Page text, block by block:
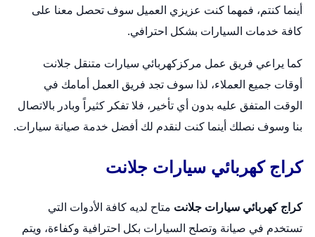
أينما كنتم، فمهما كنت عزيزي العميل سوف تحصل معنا على
كافة خدمات السيارات بشكل احترافي.
كما يراعي فريق عمل مركز كهربائي سيارات متنقل جلانت
أوقات جميع العملاء، لذا سوف تجد فريق العمل أمامك في
الوقت المتفق عليه بدون أي تأخير، فلا تفكر كثيراً وبادر بالاتصال
بنا وسوف نصلك أينما كنت لنقدم لك أفضل خدمة صيانة سيارات.
كراج كهربائي سيارات جلانت
كراج كهربائي سيارات جلانت متاح لديه كافة الأدوات التي
تستخدم في صيانة وتصلح السيارات بكل احترافية وكفاءة، ويتم